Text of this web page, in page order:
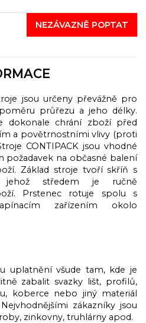
NEZÁVAZNĚ POPTAT
jsou určeny převážně pro
průřezu a jeho délky.
dokonale chrání zboží před
a povětrnostními vlivy (proti
CONTIPACK jsou vhodné
požadavek na občasné balení
Základ stroje tvoří skříň s
jehož středem je ručně
Prstenec rotuje spolu s
zařízením okolo
uplatnění všude tam, kde je
zabalit svazky lišt, profilů,
koberce nebo jiný materiál
zákazníky jsou
zinkovny, truhlárny apod.